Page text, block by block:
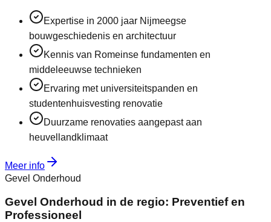
Expertise in 2000 jaar Nijmeegse
bouwgeschiedenis en architectuur
Kennis van Romeinse fundamenten en
middeleeuwse technieken
Ervaring met universiteitspanden en
studentenhuisvesting renovatie
Duurzame renovaties aangepast aan
heuvellandklimaat
Meer info
Gevel Onderhoud
Gevel Onderhoud in de regio: Preventief en
Professioneel